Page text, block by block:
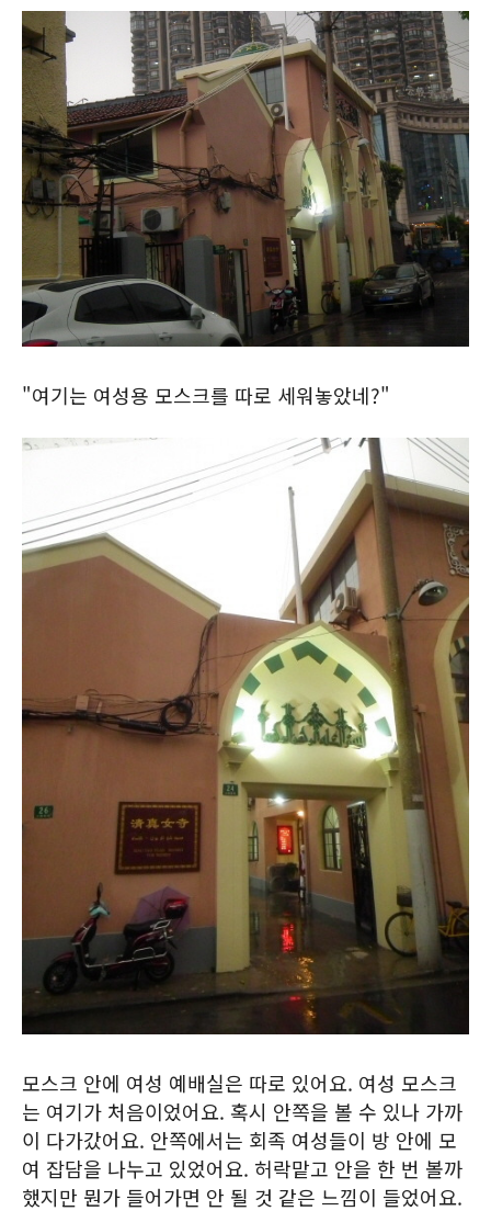
"여기는 여성용 모스크를 따로 세워놓았네?"
모스크 안에 여성 예배실은 따로 있어요. 여성 모스크
는 여기가 처음이었어요. 혹시 안쪽을 볼 수 있나 가까
이 다가갔어요. 안쪽에서는 회족 여성들이 방 안에 모
여 잡담을 나누고 있었어요. 허락맡고 안을 한 번 볼까
했지만 뭔가 들어가면 안 될 것 같은 느낌이 들었어요.